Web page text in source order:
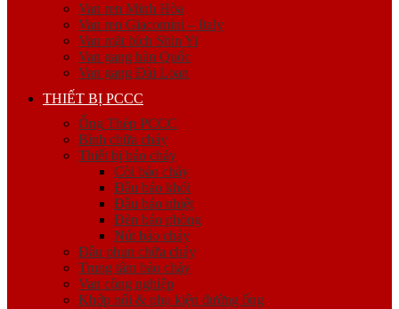
Van ren Minh Hòa
Van ren Giacomini – Italy
Van mặt bích Shin Yi
Van gang hàn Quốc
Van gang Đài Loan
THIẾT BỊ PCCC
Ống Thép PCCC
Bình chữa cháy
Thiết bị báo cháy
Còi báo cháy
Đầu báo khói
Đầu báo nhiệt
Đèn báo phòng
Nút báo cháy
Đầu phun chữa cháy
Trung tâm báo cháy
Van công nghiệp
Khớp nối & phụ kiện đường ống